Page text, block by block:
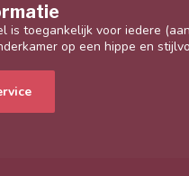
is toegankelijk voor iedere
op een hippe en